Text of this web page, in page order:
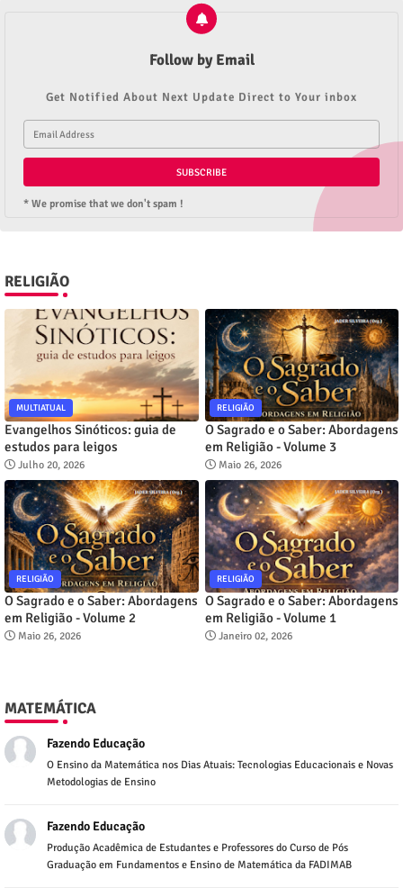
Follow by Email
Get Notified About Next Update Direct to Your inbox
* We promise that we don't spam !
RELIGIÃO
MULTIATUAL
Evangelhos Sinóticos: guia de
estudos para leigos
Julho 20, 2026
RELIGIÃO
O Sagrado e o Saber: Abordagens
em Religião - Volume 3
Maio 26, 2026
RELIGIÃO
O Sagrado e o Saber: Abordagens
em Religião - Volume 2
Maio 26, 2026
RELIGIÃO
O Sagrado e o Saber: Abordagens
em Religião - Volume 1
Janeiro 02, 2026
MATEMÁTICA
Fazendo Educação
O Ensino da Matemática nos Dias Atuais: Tecnologias Educacionais e Novas
Metodologias de Ensino
Fazendo Educação
Produção Acadêmica de Estudantes e Professores do Curso de Pós
Graduação em Fundamentos e Ensino de Matemática da FADIMAB